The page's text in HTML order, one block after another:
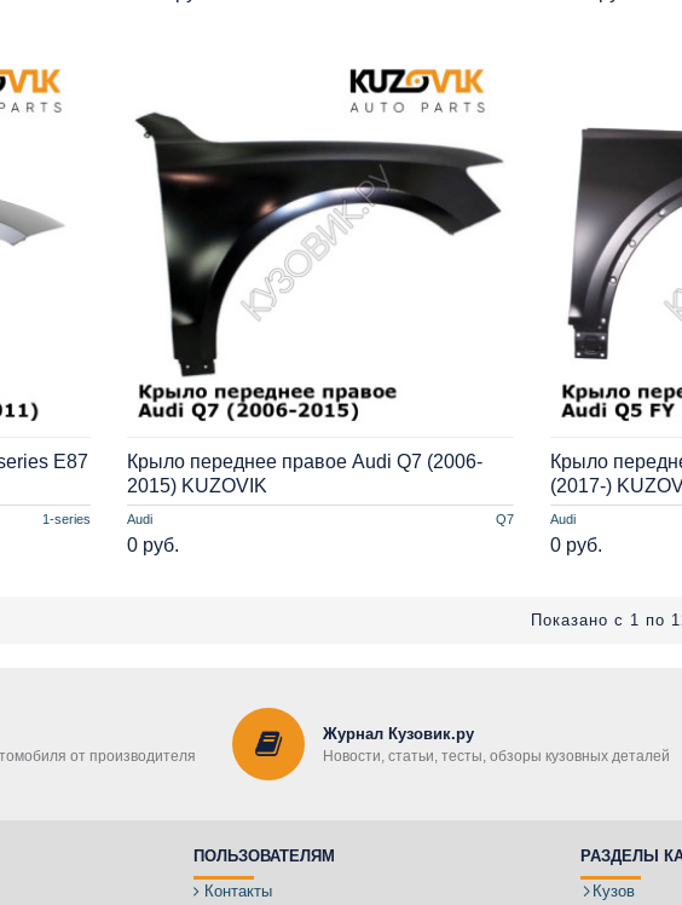
1-series
E87
Audi Q7
Крыло переднее правое Audi Q7 (2006-
2015) KUZOVIK
0 руб.
Audi
Крыло
(2017-)
0 руб.
Показано с 1 по
от производителя
Журнал Кузовик.ру
Новости, статьи, тесты, обзоры кузовных деталей
ПОЛЬЗОВАТЕЛЯМ
Контакты
РАЗДЕЛЫ
Кузов